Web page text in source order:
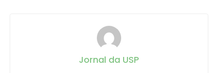
Jornal da USP